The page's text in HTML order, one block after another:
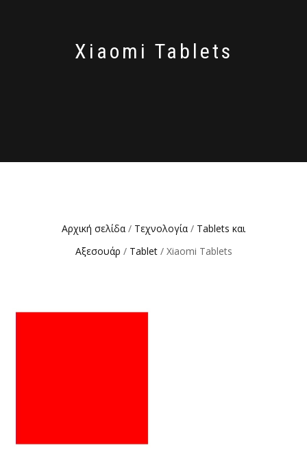
Xiaomi Tablets
Αρχική σελίδα / Τεχνολογία / Tablets και
Αξεσουάρ / Tablet/ Xiaomi Tablets